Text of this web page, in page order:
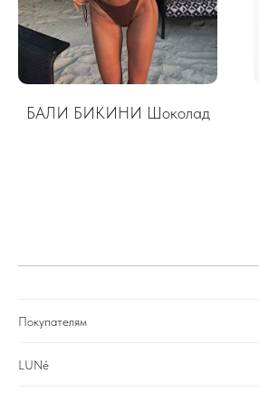
БАЛИ БИКИНИ Шоколад
Покупателям
LUNé